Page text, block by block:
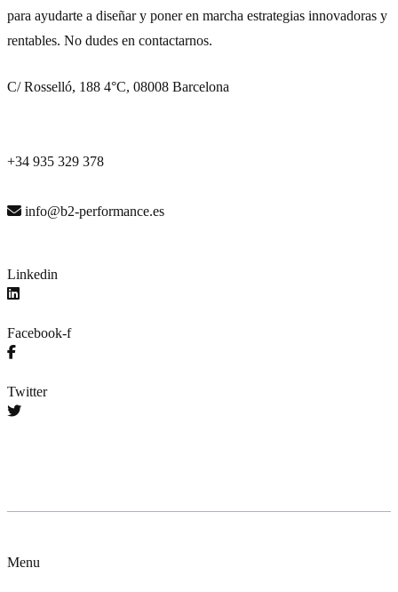
para ayudarte a diseñar y poner en marcha estrategias innovadoras y
rentables. No dudes en contactarnos.
C/ Rosselló, 188 4°C, 08008 Barcelona
+34 935 329 378
info@b2-performance.es
Linkedin
Facebook-f
Twitter
Menu